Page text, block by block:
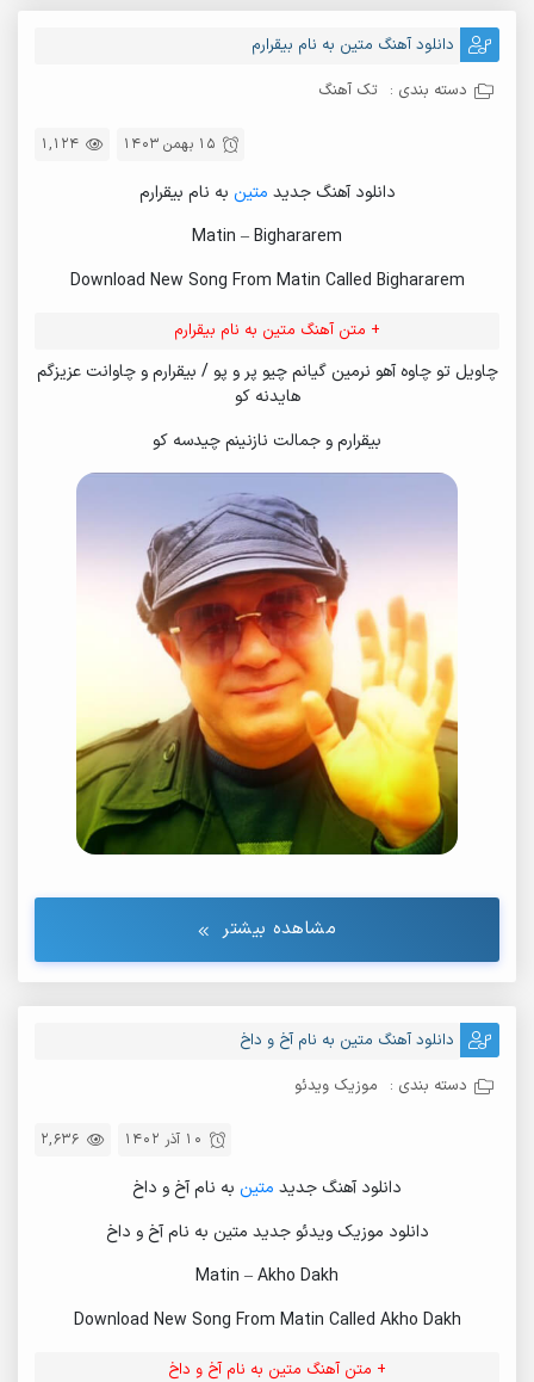
دانلود آهنگ متین به نام بیقرارم
دسته بندی : تک آهنگ
1,124 15 بهمن 1403
دانلود آهنگ جدید متین به نام بیقرارم
Matin – Bighararem
Download New Song From Matin Called Bighararem
+ متن آهنگ متین به نام بیقرارم
چاویل تو چاوه آهو نرمین گیانم چیو پر و پو / بیقرارم و چاوانت عزیزگم
هایدنه کو
بیقرارم و جمالت نازنینم چیدسه کو
مشاهده بیشتر
دانلود آهنگ متین به نام آخ و داخ
دسته بندی : موزیک ویدئو
2,636 10 آذر 1402
دانلود آهنگ جدید متین به نام آخ و داخ
دانلود موزیک ویدئو جدید متین به نام آخ و داخ
Matin – Akho Dakh
Download New Song From Matin Called Akho Dakh
+ متن آهنگ متین به نام آخ و داخ